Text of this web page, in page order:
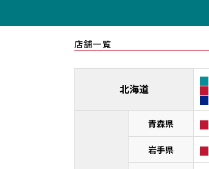
店舗一覧
北海道
青森県
岩手県